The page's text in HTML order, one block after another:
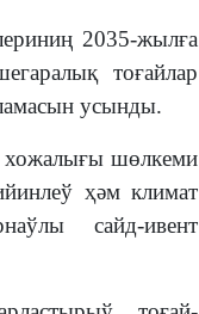
2035-жылға
тоғайлар
усынды.
шөлкеми
ҳәм климат
сайд-ивент